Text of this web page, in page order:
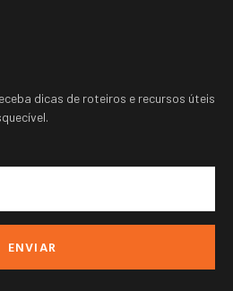
dicas de roteiros e recursos úteis
ENVIAR